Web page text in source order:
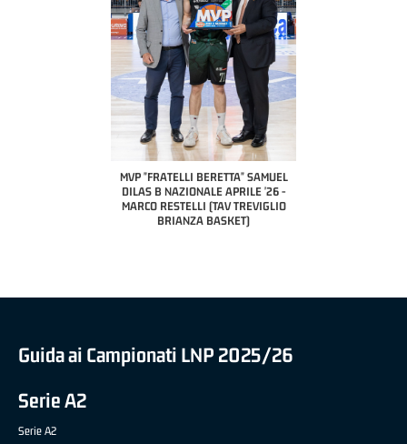
MVP "FRATELLI BERETTA" SAMUEL
DILAS B NAZIONALE APRILE '26 -
MARCO RESTELLI (TAV TREVIGLIO
BRIANZA BASKET)
Guida ai Campionati LNP 2025/26
Serie A2
Serie A2